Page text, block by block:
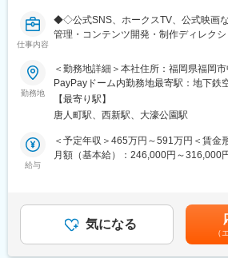
仕事内容
◆◇公式SNS、ホークスTV、公式映画
管理・コンテンツ開発・制作ディレク
■業務内容：
福岡ソフトバンクホークスの自社メデ
SNS動画 等）コンテンツ開発を担当い
具体的な業務例としては下記となります
・動画コンテンツ事業関連業務（媒体管
先へのディレクションなど）
・動画コンテンツの企画・制作（公式
■野球興行がある場合の出勤について：
野球興行のある場合の土日祝等は、部
勤務地
＜勤務地詳細＞本社住所：福岡県福岡
PayPayドーム内勤務地最寄駅：地下鉄
対策：屋内全面禁煙変更の範囲：会社の
【最寄り駅】
唐人町駅、西新駅、大濠公園駅
給与
＜予定年収＞465万円～591万円＜賃金
月額（基本給）：246,000円～316,000
勝・日本一の際に支給あり賃金はあく
選考を通じて上下する可能性がありま
含めた表記です。
気になる
（